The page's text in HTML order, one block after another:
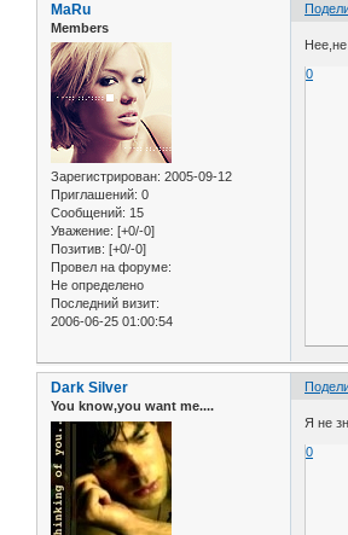
MaRu
Members
Зарегистрирован: 2005-09-12
Приглашений: 0
Сообщений: 15
Уважение: [+0/-0]
Позитив: [+0/-0]
Провел на форуме:
Не определено
Последний визит:
2006-06-25 01:00:54
Нее,не
0
Dark Silver
You know,you want me....
Я не
0